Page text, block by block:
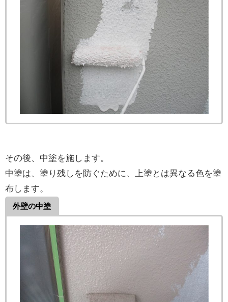
その後、中塗を施します。
中塗は、塗り残しを防ぐために、上塗とは異なる色を塗
布します。
外壁の中塗